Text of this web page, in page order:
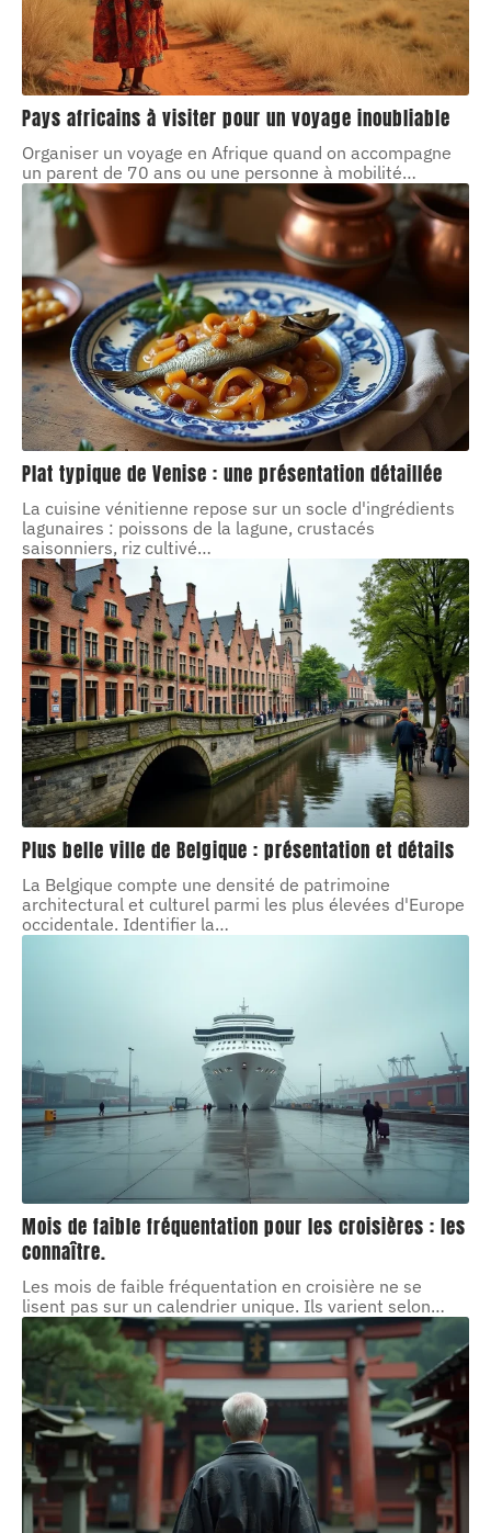
Pays africains à visiter pour un voyage inoubliable
Organiser un voyage en Afrique quand on accompagne
un parent de 70 ans ou une personne à mobilité…
Plat typique de Venise : une présentation détaillée
La cuisine vénitienne repose sur un socle d'ingrédients
lagunaires : poissons de la lagune, crustacés
saisonniers, riz cultivé…
Plus belle ville de Belgique : présentation et détails
La Belgique compte une densité de patrimoine
architectural et culturel parmi les plus élevées d'Europe
occidentale. Identifier la…
Mois de faible fréquentation pour les croisières : les
connaître.
Les mois de faible fréquentation en croisière ne se
lisent pas sur un calendrier unique. Ils varient selon…